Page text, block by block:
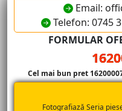
Email:
Telefon: 0745
FORMULAR
Cel mai bun pret
Fotografiază Seria